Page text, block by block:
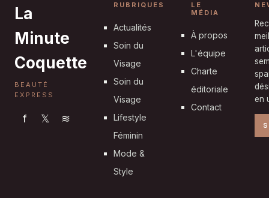
La
Minute
Coquette
BEAUTÉ
EXPRESS
f 𝕏 ≋
RUBRIQUES
Actualités
Soin du
Visage
Soin du
Visage
Lifestyle
Féminin
Mode &
Style
LE
MÉDIA
À propos
L'équipe
Charte
éditoriale
Contact
en